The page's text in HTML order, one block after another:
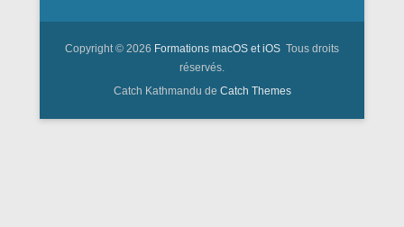
Copyright © 2026 Formations macOS et iOS Tous droits
réservés.
Catch Kathmandu de Catch Themes